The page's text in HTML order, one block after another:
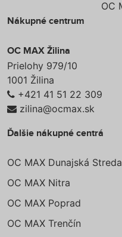
Nákupné centrum
OC MAX Žilina
Prielohy 979/10
1001 Žilina
+421 41 51 22 309
zilina@ocmax.sk
Ďalšie nákupné centrá
OC MAX Dunajská Streda
OC MAX Nitra
OC MAX Poprad
OC MAX Trenčín